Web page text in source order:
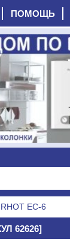
ПОМОЩЬ
EC-6
62626]